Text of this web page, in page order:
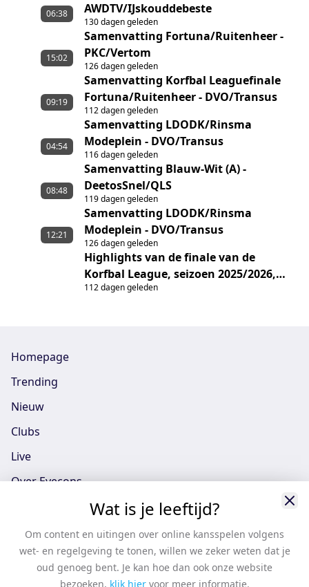
AWDTV/IJskouddebeste
130 dagen geleden
06:38
Samenvatting Fortuna/Ruitenheer -
PKC/Vertom
126 dagen geleden
15:02
Samenvatting Korfbal Leaguefinale
Fortuna/Ruitenheer - DVO/Transus
112 dagen geleden
09:19
Samenvatting LDODK/Rinsma
Modeplein - DVO/Transus
116 dagen geleden
04:54
Samenvatting Blauw-Wit (A) -
DeetosSnel/QLS
119 dagen geleden
08:48
Samenvatting LDODK/Rinsma
Modeplein - DVO/Transus
126 dagen geleden
12:21
Highlights van de finale van de
Korfbal League, seizoen 2025/2026,
tussen Fortuna/Ruitenheer en
112 dagen geleden
Homepage
Trending
Nieuw
Clubs
Live
Over Eyecons
Eyecons App - iOS
Eyecons App - Android
Vacatures
Wat is je leeftijd?
Om content en uitingen over online kansspelen volgens
wet- en regelgeving te tonen, willen we zeker weten dat je
oud genoeg bent. Je kan hoe dan ook onze website
bezoeken, klik hier voor meer informatie.